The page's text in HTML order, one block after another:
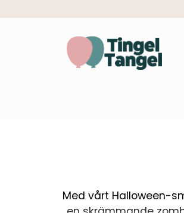
Med vårt Halloween-